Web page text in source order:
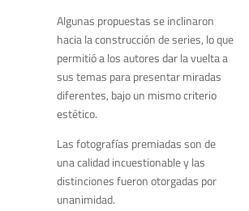
Algunas propuestas se inclinaron
hacia la construcción de series, lo que
permitió a los autores dar la vuelta a
sus temas para presentar miradas
diferentes, bajo un mismo criterio
estético.
Las fotografías premiadas son de
una calidad incuestionable y las
distinciones fueron otorgadas por
unanimidad.